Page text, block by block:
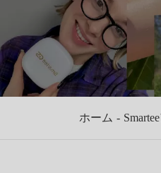
ホーム